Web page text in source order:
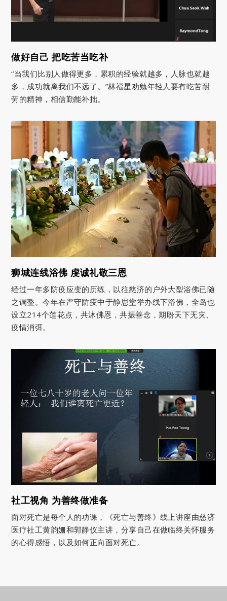
做好自己 把吃苦当吃补
“当我们比别人做得更多，累积的经验就越多，人脉也就越
多，成功就离我们不远了。”林福星劝勉年轻人要有吃苦耐
劳的精神，相信勤能补拙。
狮城连线浴佛 虔诚礼敬三恩
经过一年多防疫应变的历练，以往慈济的户外大型浴佛已随
之调整。今年在严守防疫中于静思堂举办线下浴佛，全岛也
设立214个莲花点，共沐佛恩，共振善念，期盼天下无灾、
疫情消弭。
社工视角 为善终做准备
面对死亡是每个人的功课，《死亡与善终》线上讲座由慈济
医疗社工黄韵姗和郭静仪主讲，分享自己在做临终关怀服务
的心得感悟，以及如何正向面对死亡。